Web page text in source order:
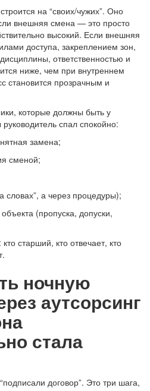
на “своих/чужих”. Оно
внешняя смена — это просто
высокий. Если внешняя
доступа, закреплением зон,
ответственностью и
ниже, чем при внутреннем
становится прозрачным и
которые должны быть у
спал спокойно:
замена;
сменой;
словах”, а через процедуры);
(пропуска, допуски,
старший, кто отвечает, кто
ночную
аутсорсинг
стала
договор”. Это три шага,